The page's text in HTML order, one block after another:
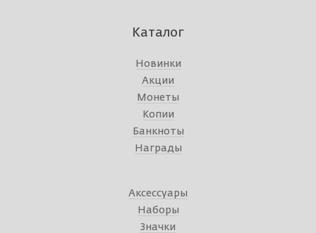
Каталог
Новинки
Акции
Монеты
Копии
Банкноты
Награды
Аксессуары
Наборы
Значки